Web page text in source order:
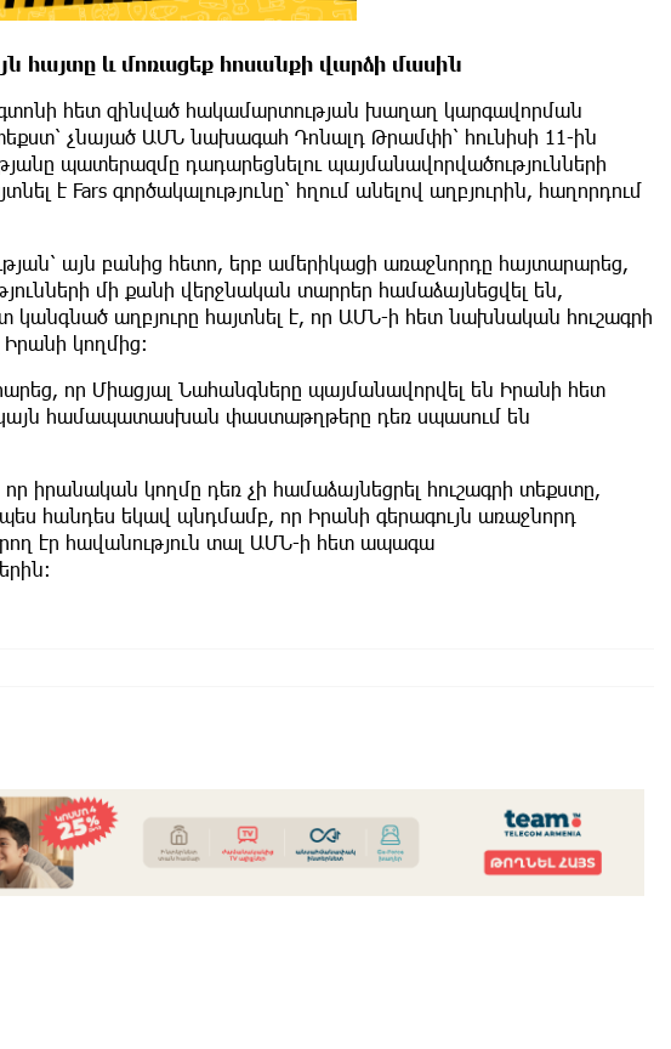
հայտը և մոռացեք հոսանքի վարձի մասին
հետ զինված հակամարտության խաղաղ կարգավորման
չնայած ԱՄՆ նախագահ Դոնալդ Թրամփի՝ հունիսի 11-ին
պատերազմը դադարեցնելու պայմանավորվածությունների
է Fars գործակալությունը՝ հղում անելով աղբյուրին, հաղորդում
այն բանից հետո, երբ ամերիկացի առաջնորդը հայտարարեց,
մի քանի վերջնական տարրեր համաձայնեցվել են,
աղբյուրը հայտնել է, որ ԱՄՆ-ի հետ նախնական հուշագրի
կողմից։
որ Միացյալ Նահանգները պայմանավորվել են Իրանի հետ
համապատասխան փաստաթղթերը դեռ սպասում են
իրանական կողմը դեռ չի համաձայնեցրել հուշագրի տեքստը,
հանդես եկավ պնդմամբ, որ Իրանի գերագույն առաջնորդ
էր հավանություն տալ ԱՄՆ-ի հետ ապագա